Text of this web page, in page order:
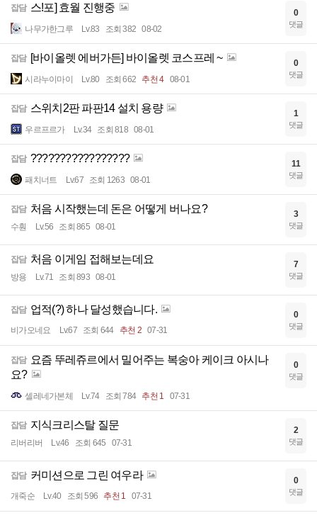
잡담 스!포] 효월 진행중
나무가한그루 Lv.83 조회 382 08-02
0
댓글
잡담 [바이올렛 에버가든] 바이올렛 코스프레 ~
시라누이마이 Lv.80 조회 662 추천 4 08-01
0
댓글
잡담 스위치2판 파판14 설치 용량
우르프르가 Lv.34 조회 818 08-01
1
댓글
잡담 ?????????????????
패치너트 Lv.67 조회 1263 08-01
11
댓글
잡담 처음 시작했는데 돈은 어떻게 버나요?
수훤 Lv.56 조회 865 08-01
3
댓글
잡담 처음 이게임 접해보는데요
방용 Lv.71 조회 893 08-01
7
댓글
잡담 업적(?) 하나 달성했습니다.
비가오네요 Lv.67 조회 644 추천 2 07-31
0
댓글
잡담 요즘 뚜레쥬르에서 밀어주는 복숭아 케이크 아시나
요?
셀레네가본체 Lv.74 조회 784 추천 1 07-31
0
댓글
잡담 지식크리스탈 질문
리버리버 Lv.46 조회 645 07-31
2
댓글
잡담 커미션으로 그린 여우라
개죽순 Lv.40 조회 596 추천 1 07-31
0
댓글